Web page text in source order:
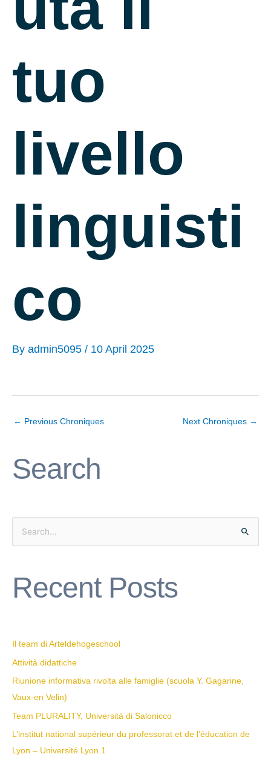
tuo
livello
linguisti
co
By admin5095 / 10 April 2025
← Previous Chroniques Next Chroniques →
Search
c
o
r
:
Recent Posts
Il team di Arteldehogeschool
Attività didattiche
Riunione informativa rivolta alle famiglie (scuola Y. Gagarine,
Vaux-en Velin)
Team PLURALITY, Università di Salonicco
L’institut national supérieur du professorat et de l’éducation de
Lyon – Université Lyon 1